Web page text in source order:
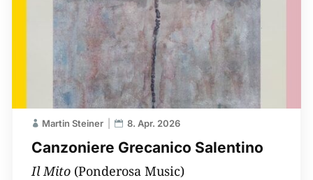
Canzoniere Grecanico Salentino
Martin Steiner 8. Apr. 2026
Il Mito (Ponderosa Music)